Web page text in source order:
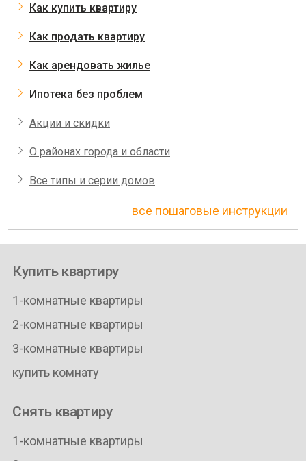
Как купить квартиру
Как продать квартиру
Как арендовать жилье
Ипотека без проблем
Акции и скидки
О районах города и области
Все типы и серии домов
все пошаговые инструкции
Купить квартиру
1-комнатные квартиры
2-комнатные квартиры
3-комнатные квартиры
купить комнату
Снять квартиру
1-комнатные квартиры